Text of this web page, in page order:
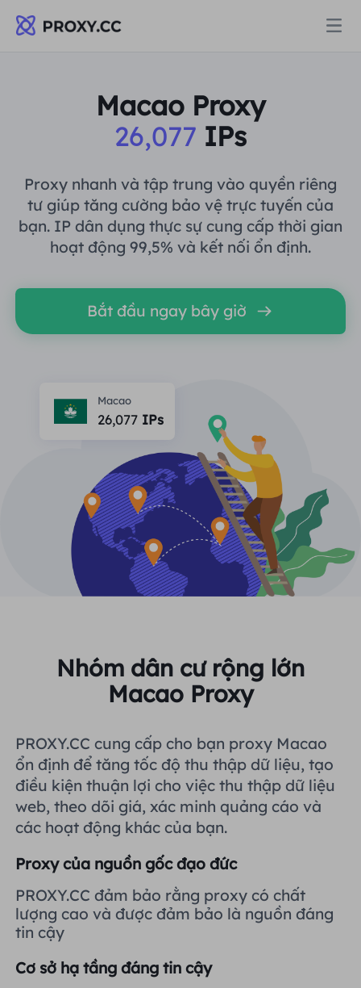
Proxy dân cư tĩnh
Proxy cư trú không giới hạn
Một đặc vụ ISP lâu dài
PROXY DÂN CƯ
Ủy quyền cư trú $0/GB
Proxy dân cư tĩnh $0/IP/Ngày
Ủy nhiệm trung tâm dữ liệu tĩnh
Một đặc vụ ISP lâu dài
Data for AI
THEO TRƯỜNG HỢP SỬ DỤNG
Bảo vệ thương hiệu
Giám sát SEO
Xác minh quảng cáo
Quét và thu thập dữ liệu web
Tài nguyên
Chương trình liên kết
Đối tác
CÔNG CỤ MIỄN PHÍ
Trình kiểm tra proxy
ĐỊA ĐIỂM
Vương quốc Anh
Brazil
Nga
Tích hợp thêm
Học hỏi
Câu hỏi thường gặp
Blog
Hướng dẫn sử dụng
Cách bật lại quyền thông
báo trang web
Tích hợp thêm
中文
English
Deutsch
Indonesia
Русский
हिंदी
Thưởng thứcGiảm giá 77%và hành động
ngay!
Khu dân cư $0/GB Không giới hạn $0/Ngày
Macao Proxy
26,077 IPs
Proxy nhanh và tập trung vào quyền riêng
tư giúp tăng cường bảo vệ trực tuyến của
bạn. IP dân dụng thực sự cung cấp thời gian
hoạt động 99,5% và kết nối ổn định.
Bắt đầu ngay bây giờ
Macao
26,077IPs
Nhóm dân cư rộng lớn
Macao Proxy
PROXY.CC cung cấp cho bạn proxy Macao
ổn định để tăng tốc độ thu thập dữ liệu, tạo
điều kiện thuận lợi cho việc thu thập dữ liệu
web, theo dõi giá, xác minh quảng cáo và
các hoạt động khác của bạn.
Proxy của nguồn gốc đạo đức
PROXY.CC đảm bảo rằng proxy có chất
lượng cao và được đảm bảo là nguồn đáng
tin cậy
Cơ sở hạ tầng đáng tin cậy